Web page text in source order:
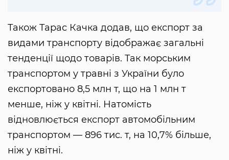
Також Тарас Качка додав, що експорт за
видами транспорту відображає загальні
тенденції щодо товарів. Так морським
транспортом у травні з України було
експортовано 8,5 млн т, що на 1 млн т
менше, ніж у квітні. Натомість
відновлюється експорт автомобільним
транспортом — 896 тис. т, на 10,7% більше,
ніж у квітні.